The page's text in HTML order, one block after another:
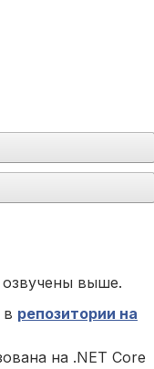
озвучены выше.
в репозитории на
на .NET Core